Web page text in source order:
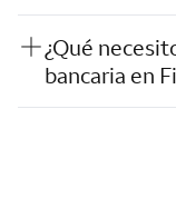
¿Qué
bancaria en